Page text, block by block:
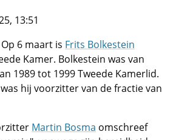
13:51
Op 6 maart is Frits Bolkestein
Kamer. Bolkestein was van
1989 tot 1999 Tweede Kamerlid.
hij voorzitter van de fractie van
Martin Bosma omschreef